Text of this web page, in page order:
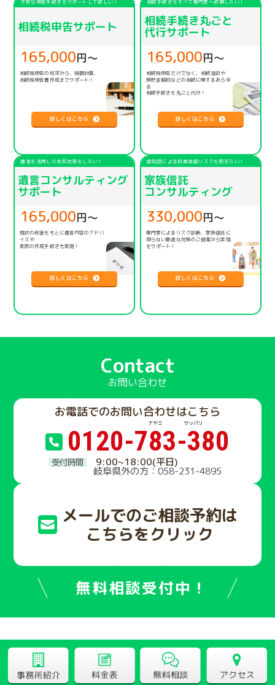
不安な申告手続きをサポートして欲しい！
相続税申告サポート
165,000円〜
相続税申告の判定から、税額計算、
相続税申告書作成までサポート！
詳しくはこちら
相続手続きをすべて専門家へ依頼したい！
相続手続き丸ごと
代行サポート
165,000円〜
相続税申告だけでなく、相続登記や
預貯金解約などの相続に関するあらゆ
る
相続手続きを丸ごと代行！
詳しくはこちら
遺言を活用した生前対策をしたい！
遺言コンサルティング
サポート
165,000円〜
現状の希望をもとに遺言内容のアドバ
イスや
実際の作成手続きも実施！
詳しくはこちら
認知症による財産凍結リスクを防ぎたい！
家族信託
コンサルティング
330,000円〜
専門家によるリスク診断、家族信託に
限らない最適な対策のご提案から実現
をサポート！
詳しくはこちら
Contact
お問い合わせ
お電話でのお問い合わせはこちら
0120-783-380
9:00~18:00(平日)
岐阜県外の方：058-231-4895
メールでのご相談予約は
こちらをクリック
無料相談受付中！